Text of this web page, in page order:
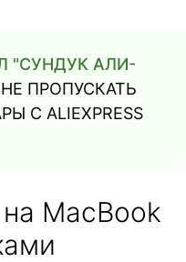
"СУНДУК АЛИ-
ПРОПУСКАТЬ
С ALIEXPRESS
MacBook